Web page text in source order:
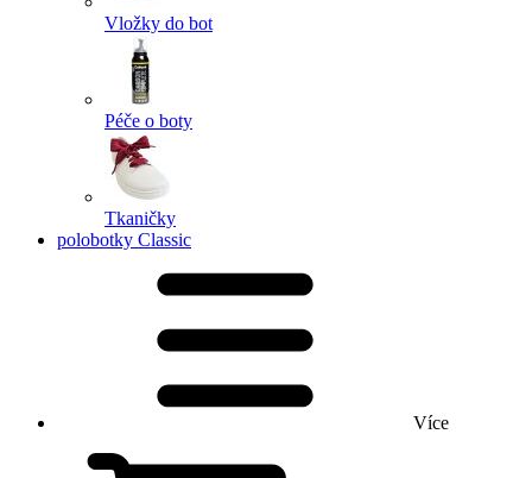
Vložky do bot
Péče o boty
Tkaničky
polobotky Classic
Více